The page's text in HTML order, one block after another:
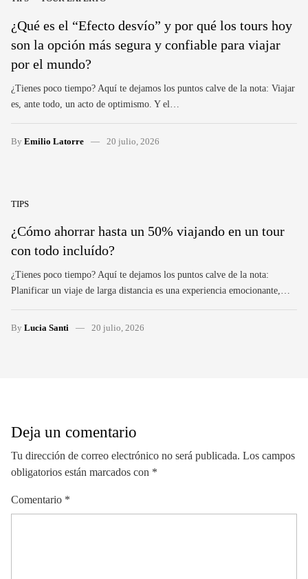
¿Qué es el “Efecto desvío” y por qué los tours hoy
son la opción más segura y confiable para viajar
por el mundo?
¿Tienes poco tiempo? Aquí te dejamos los puntos calve de la nota: Viajar
es, ante todo, un acto de optimismo. Y el…
By Emilio Latorre 20 julio, 2026
TIPS
¿Cómo ahorrar hasta un 50% viajando en un tour
con todo incluído?
¿Tienes poco tiempo? Aquí te dejamos los puntos calve de la nota:
Planificar un viaje de larga distancia es una experiencia emocionante,…
By Lucia Santi 20 julio, 2026
Deja un comentario
Tu dirección de correo electrónico no será publicada. Los campos
obligatorios están marcados con *
Comentario *